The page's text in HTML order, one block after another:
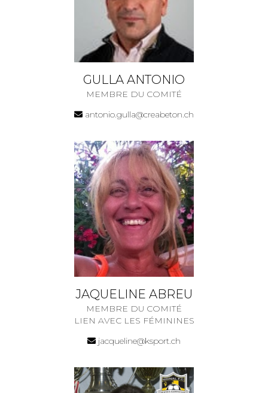
GULLA ANTONIO
MEMBRE DU COMITÉ
antonio.gulla@creabeton.ch
JAQUELINE ABREU
MEMBRE DU COMITÉ
LIEN AVEC LES FÉMININES
jacqueline@ksport.ch